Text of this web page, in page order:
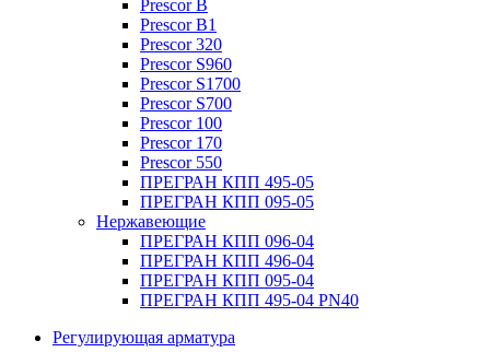
Prescor B
Prescor B1
Prescor 320
Prescor S960
Prescor S1700
Prescor S700
Prescor 100
Prescor 170
Prescor 550
ПРЕГРАН КПП 495-05
ПРЕГРАН КПП 095-05
Нержавеющие
ПРЕГРАН КПП 096-04
ПРЕГРАН КПП 496-04
ПРЕГРАН КПП 095-04
ПРЕГРАН КПП 495-04 PN40
Регулирующая арматура